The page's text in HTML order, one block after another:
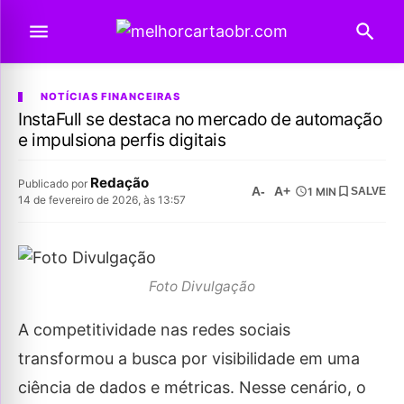
NOTÍCIAS FINANCEIRAS
InstaFull se destaca no mercado de automação
e impulsiona perfis digitais
Publicado por Redação
14 de fevereiro de 2026, às 13:57
A- A+ 1 MIN SALVE
Foto Divulgação
A competitividade nas redes sociais
transformou a busca por visibilidade em uma
ciência de dados e métricas. Nesse cenário, o